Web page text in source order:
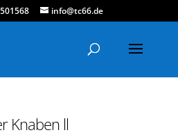
info@tc66.de
Knaben ll